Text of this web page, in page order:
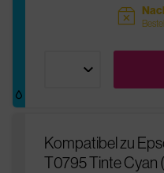
sold
Kompatibel zu
T0795 Tinte Cyan